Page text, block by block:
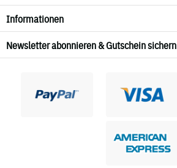
Informationen
Newsletter abonnieren & Gutschein sichern